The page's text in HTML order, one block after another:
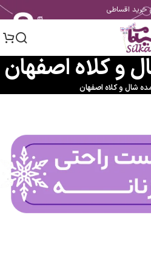
خرید اقساطی
و کلاه اصفهان
شال و کلاه اصفهان